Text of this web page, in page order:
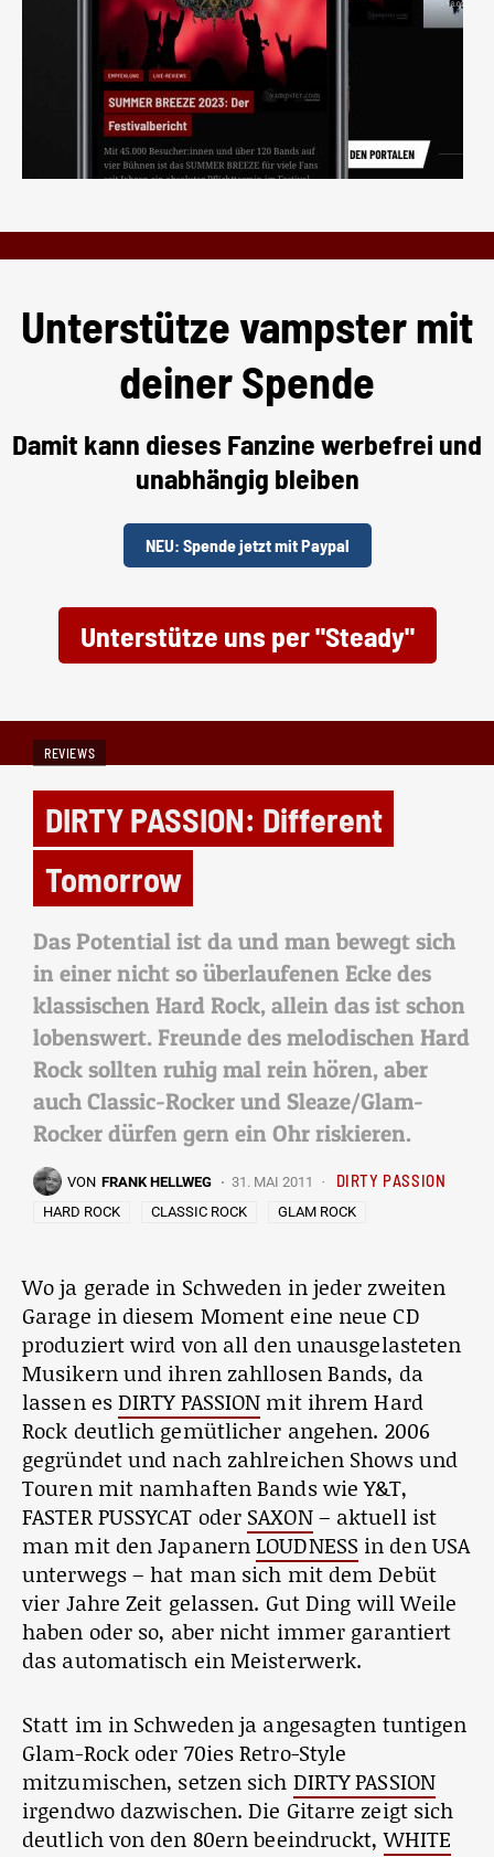
Unterstütze vampster mit
deiner Spende
Damit kann dieses Fanzine werbefrei und
unabhängig bleiben
NEU: Spende jetzt mit Paypal
Unterstütze uns per "Steady"
REVIEWS
DIRTY PASSION: Different
Tomorrow
Das Potential ist da und man bewegt sich
in einer nicht so überlaufenen Ecke des
klassischen Hard Rock, allein das ist schon
lobenswert. Freunde des melodischen Hard
Rock sollten ruhig mal rein hören, aber
auch Classic-Rocker und Sleaze/Glam-
Rocker dürfen gern ein Ohr riskieren.
VON FRANK HELLWEG 31. MAI 2011 DIRTY PASSION
HARD ROCK CLASSIC ROCK GLAM ROCK
Wo ja gerade in Schweden in jeder zweiten
Garage in diesem Moment eine neue CD
produziert wird von all den unausgelasteten
Musikern und ihren zahllosen Bands, da
lassen esDIRTY PASSION mit ihrem Hard
Rock deutlich gemütlicher angehen. 2006
gegründet und nach zahlreichen Shows und
Touren mit namhaften Bands wie Y&T,
FASTER PUSSYCAT oder SAXON– aktuell ist
man mit den JapanernLOUDNESS in den USA
unterwegs – hat man sich mit dem Debüt
vier Jahre Zeit gelassen. Gut Ding will Weile
haben oder so, aber nicht immer garantiert
das automatisch ein Meisterwerk.
Statt im in Schweden ja angesagten tuntigen
Glam-Rock oder 70ies Retro-Style
mitzumischen, setzen sich DIRTY PASSION
irgendwo dazwischen. Die Gitarre zeigt sich
deutlich von den 80ern beeindruckt,WHITE